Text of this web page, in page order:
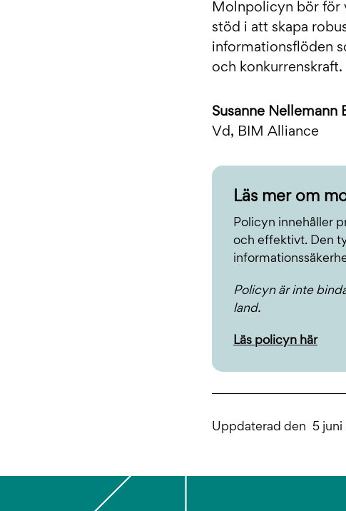
Molnpolicyn bör för
stöd i att skapa
informationsflöden
och konkurrenskraft.
Susanne Nellemann
Vd, BIM Alliance
Läs mer om
Policyn innehåller
och effektivt. Den
Policyn är inte
land.
Läs policyn här
Uppdaterad den 5 juni